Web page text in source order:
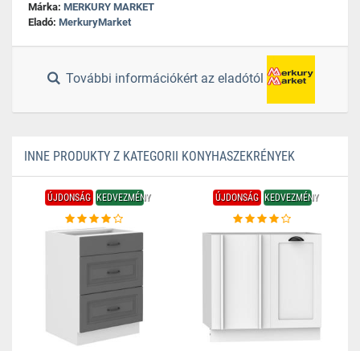
Márka: MERKURY MARKET
Eladó: MerkuryMarket
További információkért az eladótól
INNE PRODUKTY Z KATEGORII KONYHASZEKRÉNYEK
ÚJDONSÁG KEDVEZMÉNY ÚJDONSÁG KEDVEZMÉNY